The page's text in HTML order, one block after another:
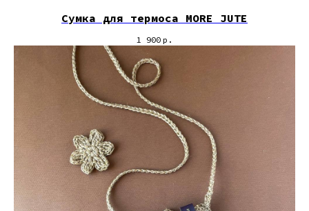
Сумка для термоса MORE JUTE
1 900 р.